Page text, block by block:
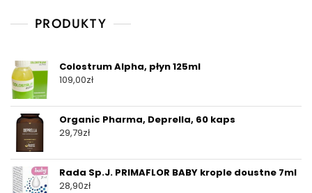
PRODUKTY
Colostrum Alpha, płyn 125ml
109,00zł
Organic Pharma, Deprella, 60 kaps
29,79zł
Rada Sp.J. PRIMAFLOR BABY krople doustne 7ml
28,90zł